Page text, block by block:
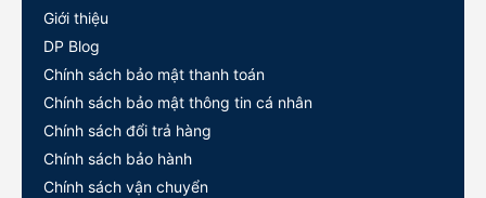
Giới thiệu
DP Blog
Chính sách bảo mật thanh toán
Chính sách bảo mật thông tin cá nhân
Chính sách đổi trả hàng
Chính sách bảo hành
Chính sách vận chuyển